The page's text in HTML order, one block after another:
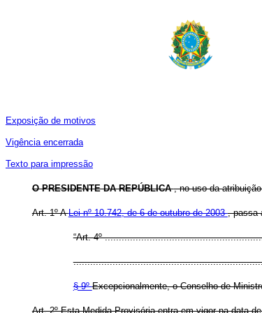
Exposição de motivos
Vigência encerrada
Texto para impressão
O PRESIDENTE DA REPÚBLICA, no uso da
Art. 1º ALei nº 10.742, de 6 de outubro de 2003, passa
“Art. 4º
§ 9ºExcepcionalmente, o Conselho de
Art. 2º Esta Medida Provisória entra em vigor na data